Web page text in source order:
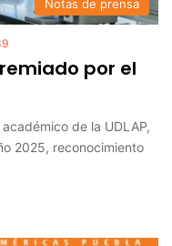
Notas de prensa
por el
de la UDLAP,
2025, reconocimiento